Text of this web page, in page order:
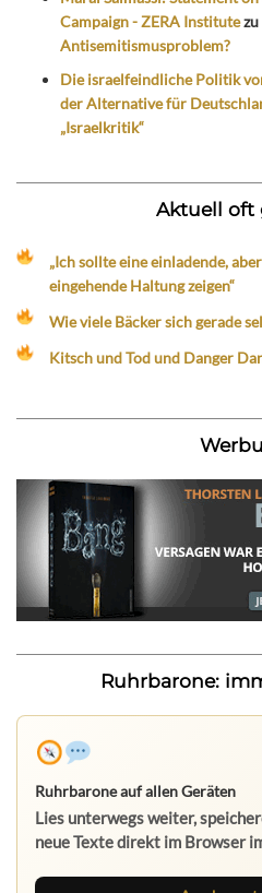
Campaign - ZERA Institutezu
Antisemitismusproblem?
Die israelfeindliche Politik
der Alternative für
„Israelkritik“
Aktuell oft
„Ich sollte eine einladende,
eingehende Haltung zeigen“
Wie viele Bäcker sich gerade
Kitsch und Tod und Danger
Ruhrbarone:
Ruhrbarone auf allen Geräten
Lies unterwegs weiter,
neue Texte direkt im Browser